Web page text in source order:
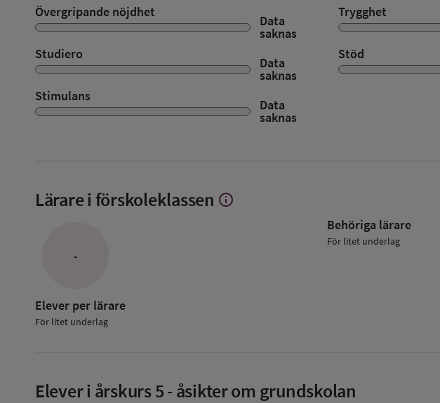
Övergripande nöjdhet
Data
saknas
Trygghet
Studiero
Data
saknas
Stöd
Stimulans
Data
saknas
Lärare i förskoleklassen Visa
info
-
Elever per lärare
För litet underlag
Behöriga lärare
För litet underlag
Elever i årskurs 5- åsikter om grundskolan